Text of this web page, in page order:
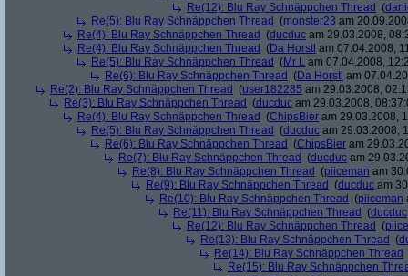
Re(12): Blu Ray Schnäppchen Thread (
Re(5): Blu Ray Schnäppchen Thread (monster23 am
Re(4): Blu Ray Schnäppchen Thread (ducduc am 29.03.2008,
Re(4): Blu Ray Schnäppchen Thread (Da Horstl am 07.04.2008,
Re(5): Blu Ray Schnäppchen Thread (Mr L am 07.04.2008,
Re(6): Blu Ray Schnäppchen Thread (Da Horstl am
Re(2): Blu Ray Schnäppchen Thread (user182285 am 29.03.2008,
Re(3): Blu Ray Schnäppchen Thread (ducduc am 29.03.2008,
Re(4): Blu Ray Schnäppchen Thread (ChipsBier am 29.03.2008,
Re(5): Blu Ray Schnäppchen Thread (ducduc am 29.03.2008,
Re(6): Blu Ray Schnäppchen Thread (ChipsBier am
Re(7): Blu Ray Schnäppchen Thread (ducduc am
Re(8): Blu Ray Schnäppchen Thread (piiceman am
Re(9): Blu Ray Schnäppchen Thread (ducduc am
Re(10): Blu Ray Schnäppchen Thread (piiceman
Re(11): Blu Ray Schnäppchen Thread (ducduc
Re(12): Blu Ray Schnäppchen Thread (
Re(13): Blu Ray Schnäppchen Thread (
Re(14): Blu Ray Schnäppchen Thread
Re(15): Blu Ray Schnäppchen